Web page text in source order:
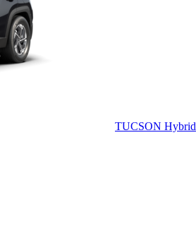
TUCSON Hybrid